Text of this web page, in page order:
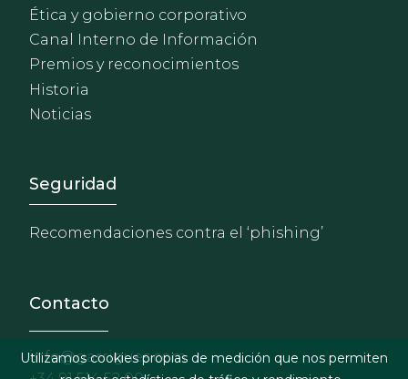
Ética y gobierno corporativo
Canal Interno de Información
Premios y reconocimientos
Historia
Noticias
Footer - Extranet y
Seguridad
Recomendaciones contra el ‘phishing’
Contacto
info@garrigues.com
Utilizamos cookies propias de medición que nos permiten